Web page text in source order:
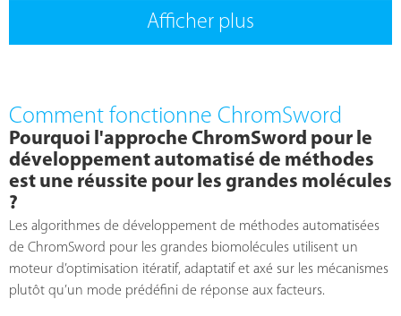
Afficher plus
Comment fonctionne ChromSword
Pourquoi l'approche ChromSword pour le
développement automatisé de méthodes
est une réussite pour les grandes molécules
?
Les algorithmes de développement de méthodes automatisées
de ChromSword pour les grandes biomolécules utilisent un
moteur d’optimisation itératif, adaptatif et axé sur les mécanismes
plutôt qu’un mode prédéfini de réponse aux facteurs.